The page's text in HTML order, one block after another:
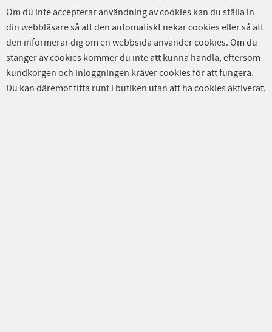
Om du inte accepterar användning av cookies kan du ställa in
din webbläsare så att den automatiskt nekar cookies eller så att
den informerar dig om en webbsida använder cookies. Om du
stänger av cookies kommer du inte att kunna handla, eftersom
kundkorgen och inloggningen kräver cookies för att fungera.
Du kan däremot titta runt i butiken utan att ha cookies aktiverat.